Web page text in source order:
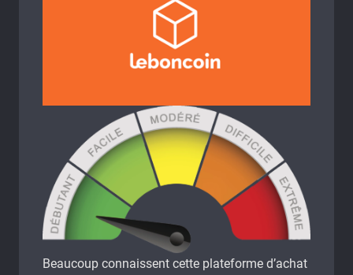
Beaucoup connaissent cette plateforme d’achat